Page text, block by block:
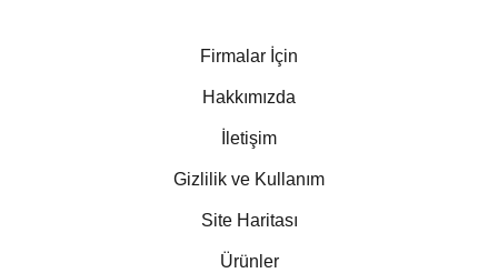
Firmalar İçin
Hakkımızda
İletişim
Gizlilik ve Kullanım
Site Haritası
Ürünler